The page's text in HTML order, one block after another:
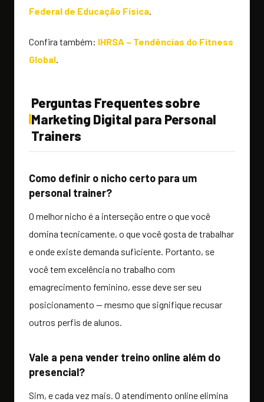
Federal de Educação Física.
Confira também: IHRSA – Tendências do Fitness
Global.
Perguntas Frequentes sobre
Marketing Digital para Personal
Trainers
Como definir o nicho certo para um
personal trainer?
O melhor nicho é a interseção entre o que você
domina tecnicamente, o que você gosta de trabalhar
e onde existe demanda suficiente. Portanto, se
você tem excelência no trabalho com
emagrecimento feminino, esse deve ser seu
posicionamento — mesmo que signifique recusar
outros perfis de alunos.
Vale a pena vender treino online além do
presencial?
Sim, e cada vez mais. O atendimento online elimina